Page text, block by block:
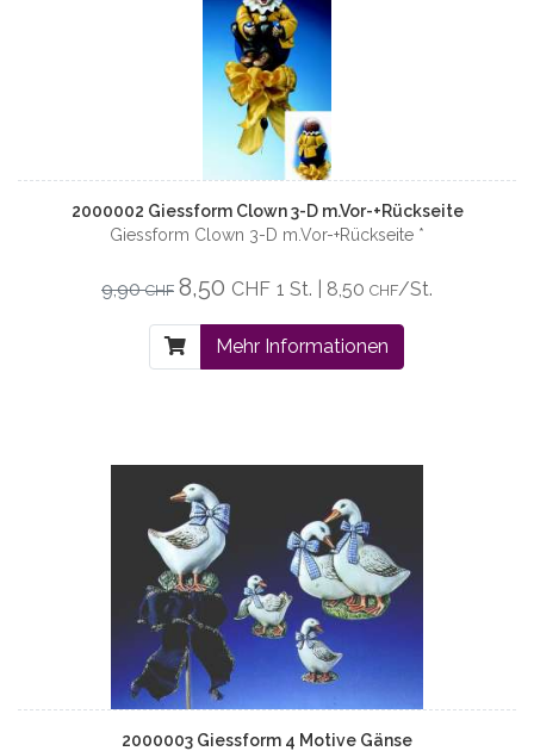
2000002 Giessform Clown 3-D m.Vor-+Rückseite
Giessform Clown 3-D m.Vor-+Rückseite *
9,90CHF 8,50 CHF 1 St. | 8,50 CHF/St.
Mehr Informationen
2000003 Giessform 4 Motive Gänse